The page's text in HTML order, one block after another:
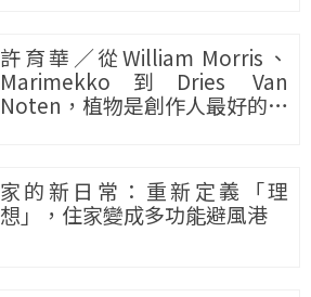
許育華／從William Morris、
Marimekko到Dries Van
Noten，植物是創作人最好的大
家的新日常：重新定義「理
想」，住家變成多功能避風港